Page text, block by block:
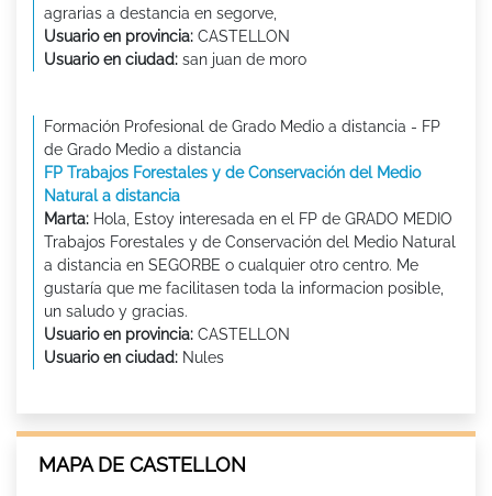
agrarias a destancia en segorve,
Usuario en provincia: CASTELLON
Usuario en ciudad: san juan de moro
Formación Profesional de Grado Medio a distancia - FP
de Grado Medio a distancia
FP Trabajos Forestales y de Conservación del Medio
Natural a distancia
Marta: Hola, Estoy interesada en el FP de GRADO MEDIO
Trabajos Forestales y de Conservación del Medio Natural
a distancia en SEGORBE o cualquier otro centro. Me
gustaría que me facilitasen toda la informacion posible,
un saludo y gracias.
Usuario en provincia: CASTELLON
Usuario en ciudad: Nules
MAPA DE CASTELLON